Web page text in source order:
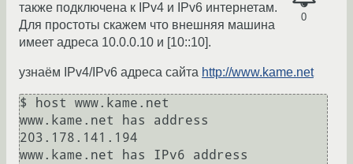
0
также подключена к IPv4 и IPv6 интернетам.
Для простоты скажем что внешняя машина
имеет адреса 10.0.0.10 и [10::10].
узнаём IPv4/IPv6 адреса сайта http://www.kame.net
$ host www.kame.net
www.kame.net has address
203.178.141.194
www.kame.net has IPv6 address